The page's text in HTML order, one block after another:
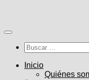
contenido
Buscar:
Inicio
Quiénes